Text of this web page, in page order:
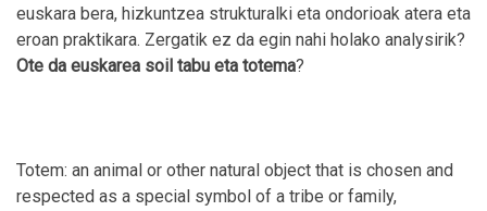
euskara bera, hizkuntzea strukturalki eta ondorioak atera eta
eroan praktikara. Zergatik ez da egin nahi holako analysirik?
Ote da euskarea soil tabu eta totema?
Totem: an animal or other natural object that is chosen and
respected as a special symbol of a tribe or family,